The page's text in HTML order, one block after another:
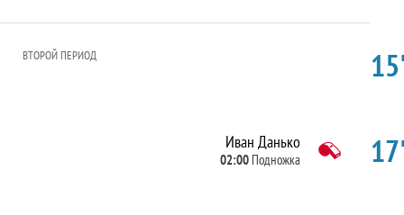
ВТОРОЙ ПЕРИОД
Иван Данько
02:00 Подножка